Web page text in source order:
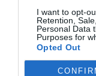
I want to opt-
Retention,
Personal Data
Purposes for
Opted Out